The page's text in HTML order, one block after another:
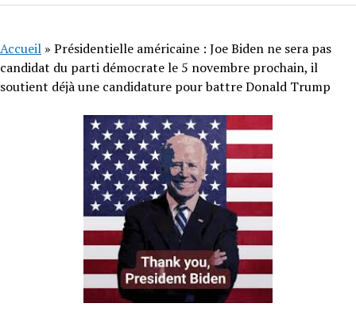
Accueil » Présidentielle américaine : Joe Biden ne sera pas
candidat du parti démocrate le 5 novembre prochain, il
soutient déjà une candidature pour battre Donald Trump